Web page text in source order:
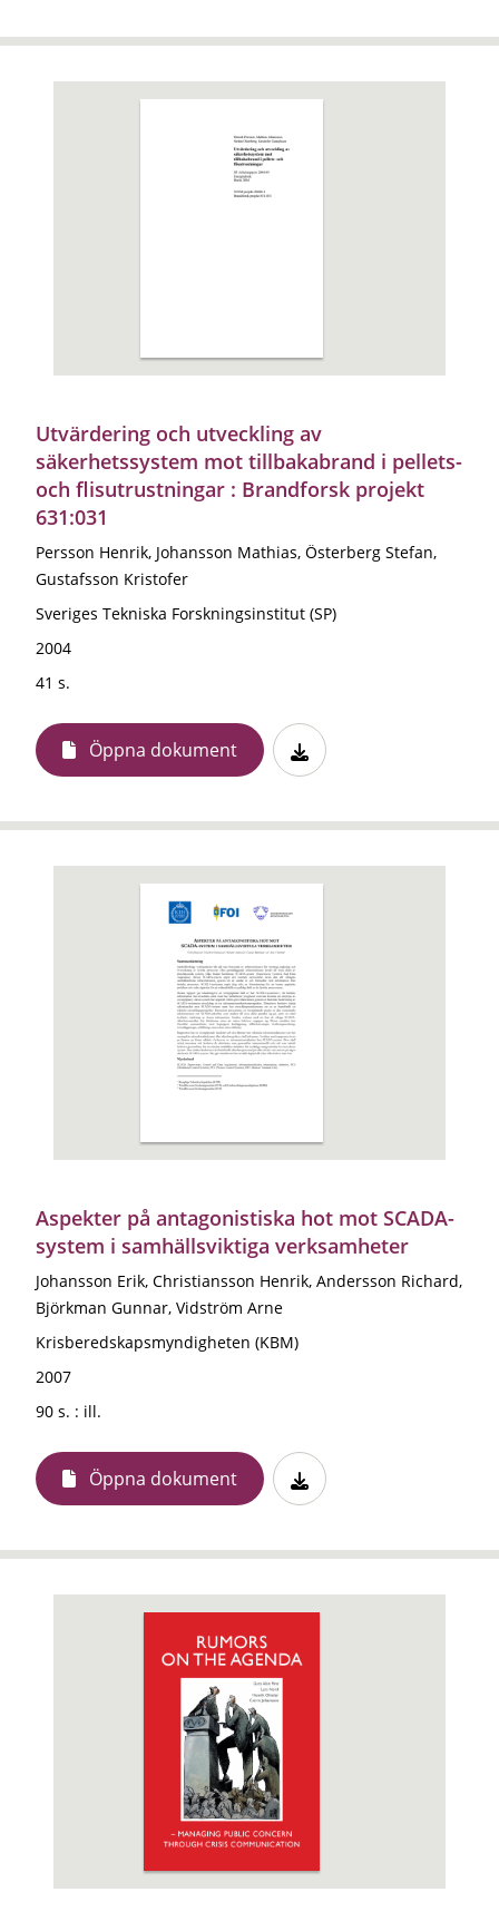
Utvärdering och utveckling av
säkerhetssystem mot tillbakabrand i pellets-
och flisutrustningar : Brandforsk projekt
631:031
Persson Henrik, Johansson Mathias, Österberg Stefan,
Gustafsson Kristofer
Sveriges Tekniska Forskningsinstitut (SP)
2004
41 s.
Öppna dokument
Aspekter på antagonistiska hot mot SCADA-
system i samhällsviktiga verksamheter
Johansson Erik, Christiansson Henrik, Andersson Richard,
Björkman Gunnar, Vidström Arne
Krisberedskapsmyndigheten (KBM)
2007
90 s. : ill.
Öppna dokument